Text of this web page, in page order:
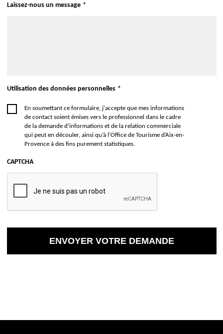
Laissez-nous un message *
Utilisation des données personnelles *
En soumettant ce formulaire, j'accepte que mes informations
de contact soient émises vers le professionnel dans le cadre
de la demande d'informations et de la relation commerciale
qui peut en découler, ainsi qu’à l’Office de Tourisme d’Aix-en-
Provence à des fins purement statistiques.
CAPTCHA